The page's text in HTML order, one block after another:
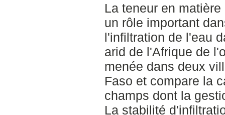
La teneur en
un rôle important
l'infiltration de l'eau
arid de l'Afrique de
menée dans deux
Faso et compare la
champs dont la
La stabilité